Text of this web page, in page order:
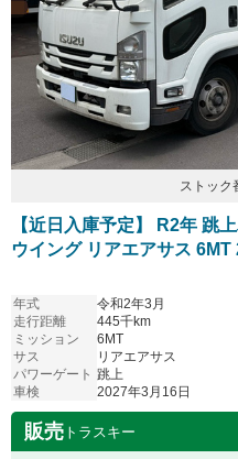
ストック
【近日入庫予定】 R2年 跳
ウイング リアエアサス
年式
令和2年3月
走行距離
445千km
ミッション
6MT
サス
リアエアサス
パワーゲート 跳上
車検
2027年3月16日
販売 トラスキー